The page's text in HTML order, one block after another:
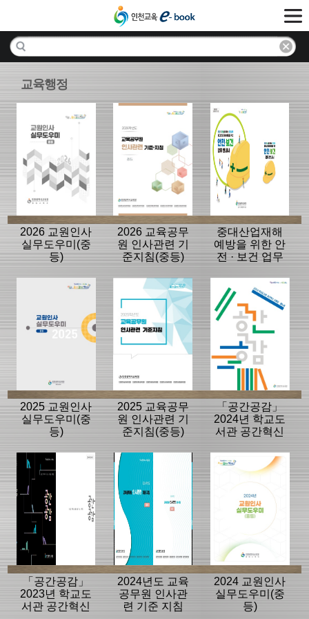
교육행정
2026 교원인사
실무도우미(중
등)
2026 교육공무
원 인사관련 기
준지침(중등)
중대산업재해
예방을 위한 안
전 · 보건 업무
2025 교원인사
실무도우미(중
등)
2025 교육공무
원 인사관련 기
준지침(중등)
「공간공감」
2024년 학교도
서관 공간혁신
「공간공감」
2023년 학교도
서관 공간혁신
2024년도 교육
공무원 인사관
련 기준 지침
2024 교원인사
실무도우미(중
등)